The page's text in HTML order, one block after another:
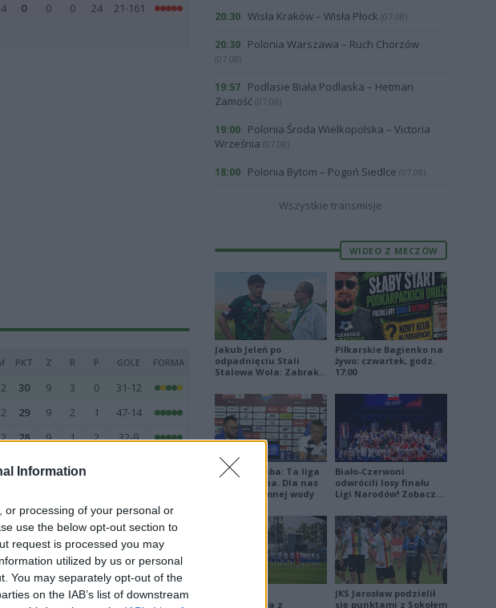
Information
or processing of your personal or
use the below opt-out section to
request is processed you may
utilized by us or personal
You may separately opt-out of the
on the IAB’s list of downstream
0 0 0 24 21-161
PKT Z R P GOLE FORMA
30 9 3 0 31-12
29 9 2 1 47-14
28 9 1 2 32-9
21 6 3 3 29-12
4 21-18
18 5 3 4 24-18
17 5 2 5 31-26
20:30 Wisła Kraków – Wisła Płock (07.08)
20:30 Polonia Warszawa – Ruch Chorzów
(07.08)
19:57
Podlasie Biała Podlaska – Hetman
Zamość (07.08)
19:00
Polonia Środa Wielkopolska – Victoria
Września (07.08)
18:00 Polonia Bytom – Pogoń Siedlce (07.08)
Wszystkie transmisje
WIDEO Z MECZÓW
Jakub Jeleń po
odpadnięciu Stali
Stalowa Wola: Zabrakło
Piłkarskie Bagienko na
żywo: czwartek, godz.
17:00
Damian Skiba: Ta liga
jest brutalna. Dla nas
to kubeł zimnej wody
Biało-Czerwoni
odwrócili losy finału
Ligi Narodów! Zobacz
zremisowała z
JKS Jarosław podzielił
się punktami z Sokołem